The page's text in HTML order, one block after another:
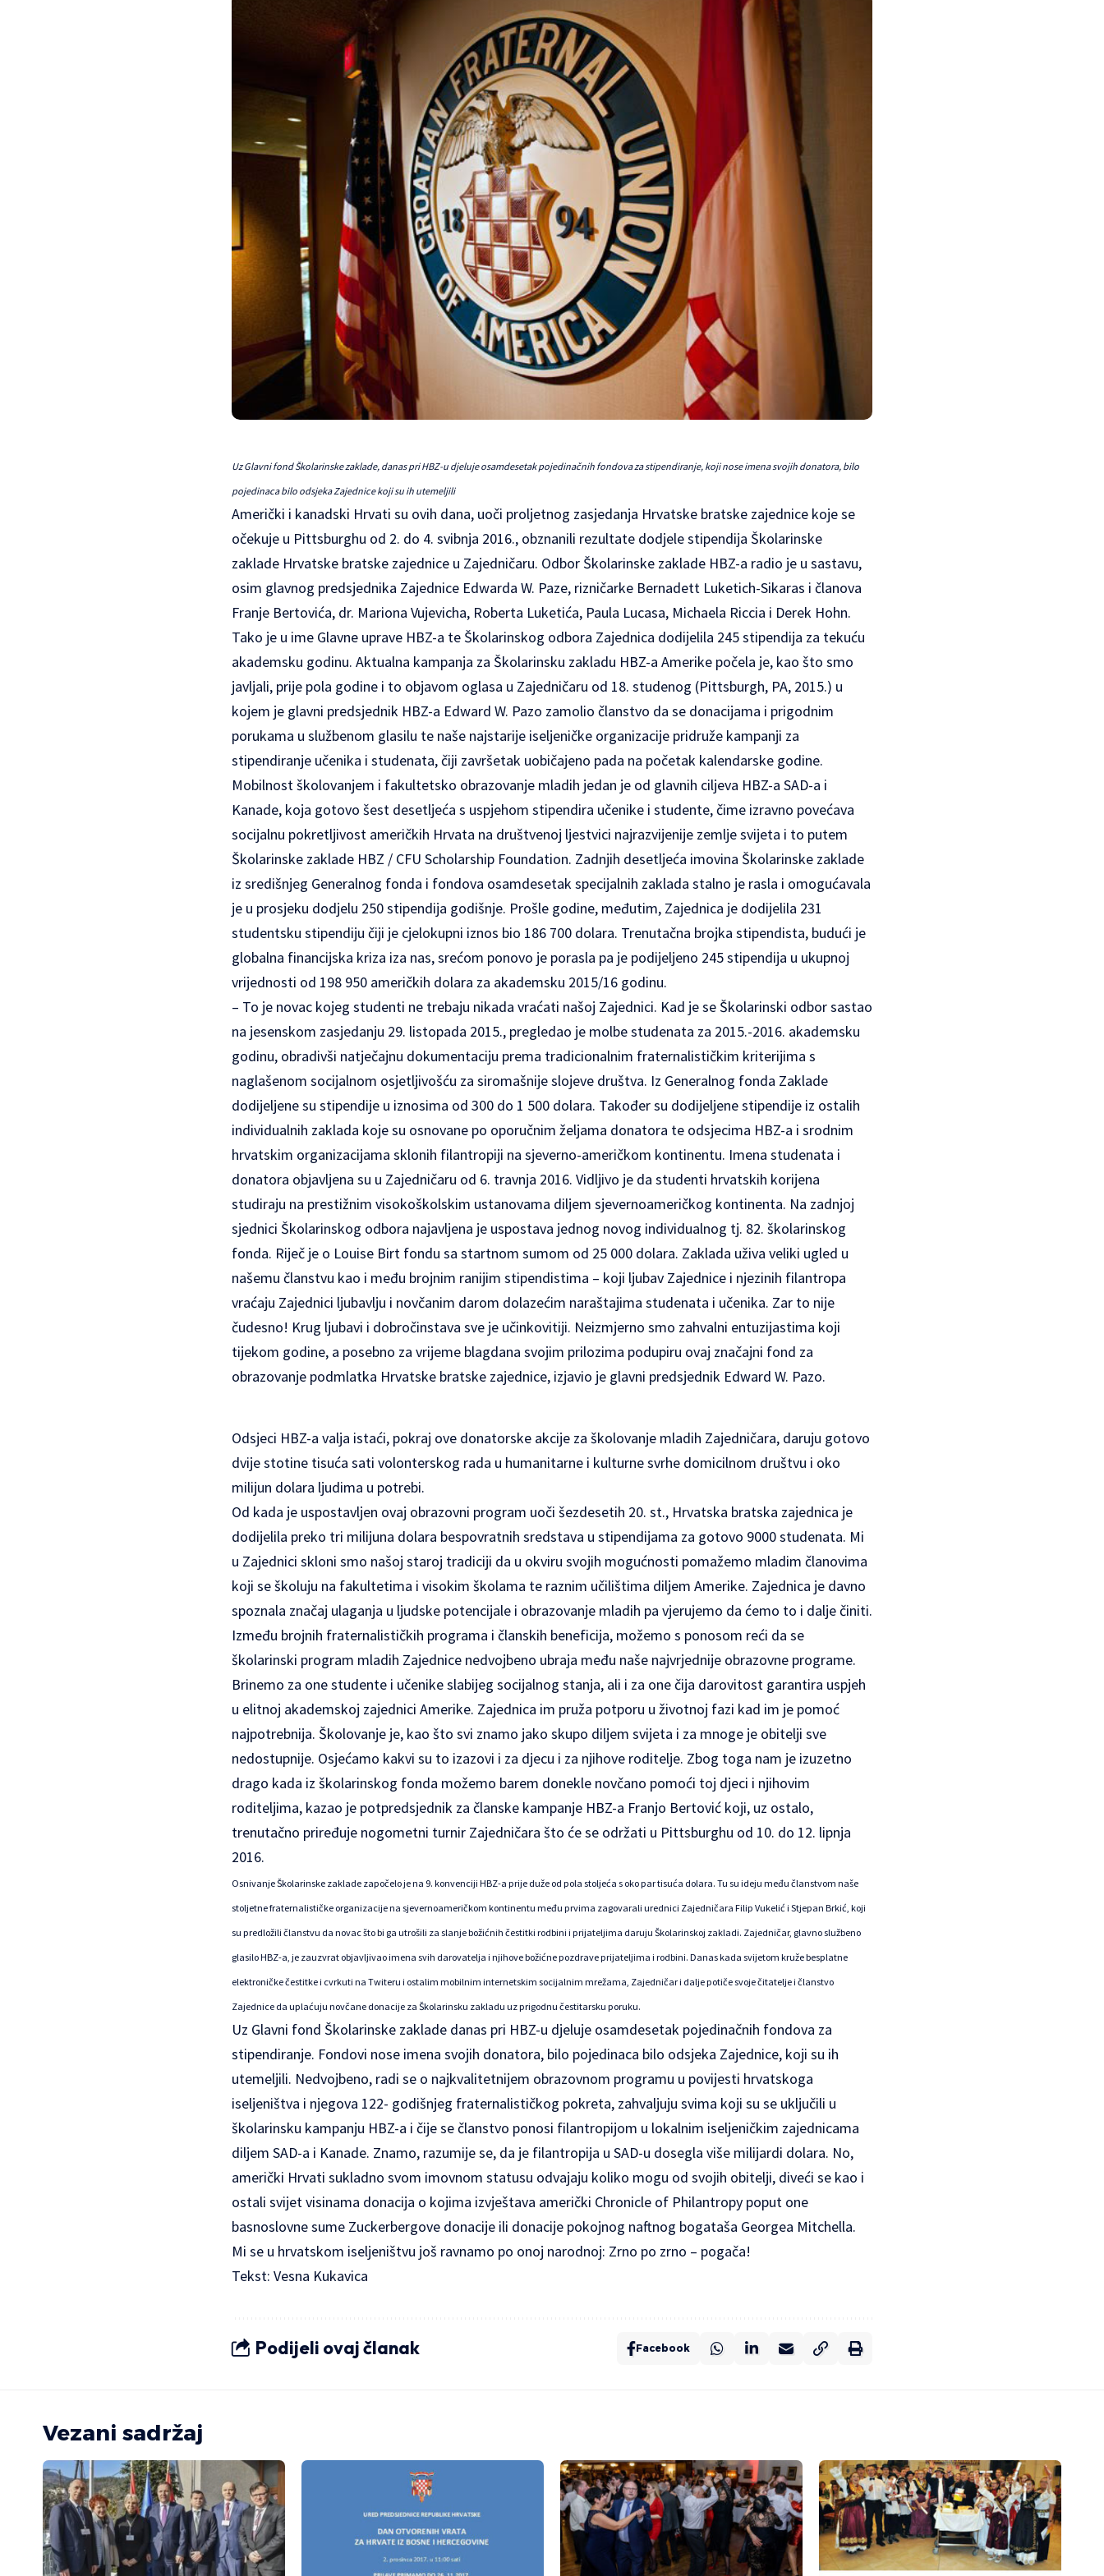
Uz Glavni fond Školarinske zaklade, danas pri HBZ-u djeluje osamdesetak pojedinačnih fondova za stipendiranje, koji nose imena svojih donatora, bilo
pojedinaca bilo odsjeka Zajednice koji su ih utemeljili
Američki i kanadski Hrvati su ovih dana, uoči proljetnog zasjedanja Hrvatske bratske zajednice koje se
očekuje u Pittsburghu od 2. do 4. svibnja 2016., obznanili rezultate dodjele stipendija Školarinske
zaklade Hrvatske bratske zajednice u Zajedničaru. Odbor Školarinske zaklade HBZ-a radio je u sastavu,
osim glavnog predsjednika Zajednice Edwarda W. Paze, rizničarke Bernadett Luketich-Sikaras i članova
Franje Bertovića, dr. Mariona Vujevicha, Roberta Luketića, Paula Lucasa, Michaela Riccia i Derek Hohn.
Tako je u ime Glavne uprave HBZ-a te Školarinskog odbora Zajednica dodijelila 245 stipendija za tekuću
akademsku godinu. Aktualna kampanja za Školarinsku zakladu HBZ-a Amerike počela je, kao što smo
javljali, prije pola godine i to objavom oglasa u Zajedničaru od 18. studenog (Pittsburgh, PA, 2015.) u
kojem je glavni predsjednik HBZ-a Edward W. Pazo zamolio članstvo da se donacijama i prigodnim
porukama u službenom glasilu te naše najstarije iseljeničke organizacije pridruže kampanji za
stipendiranje učenika i studenata, čiji završetak uobičajeno pada na početak kalendarske godine.
Mobilnost školovanjem i fakultetsko obrazovanje mladih jedan je od glavnih ciljeva HBZ-a SAD-a i
Kanade, koja gotovo šest desetljeća s uspjehom stipendira učenike i studente, čime izravno povećava
socijalnu pokretljivost američkih Hrvata na društvenoj ljestvici najrazvijenije zemlje svijeta i to putem
Školarinske zaklade HBZ / CFU Scholarship Foundation. Zadnjih desetljeća imovina Školarinske zaklade
iz središnjeg Generalnog fonda i fondova osamdesetak specijalnih zaklada stalno je rasla i omogućavala
je u prosjeku dodjelu 250 stipendija godišnje. Prošle godine, međutim, Zajednica je dodijelila 231
studentsku stipendiju čiji je cjelokupni iznos bio 186 700 dolara. Trenutačna brojka stipendista, budući je
globalna financijska kriza iza nas, srećom ponovo je porasla pa je podijeljeno 245 stipendija u ukupnoj
vrijednosti od 198 950 američkih dolara za akademsku 2015/16 godinu.
– To je novac kojeg studenti ne trebaju nikada vraćati našoj Zajednici. Kad je se Školarinski odbor sastao
na jesenskom zasjedanju 29. listopada 2015., pregledao je molbe studenata za 2015.-2016. akademsku
godinu, obradivši natječajnu dokumentaciju prema tradicionalnim fraternalističkim kriterijima s
naglašenom socijalnom osjetljivošću za siromašnije slojeve društva. Iz Generalnog fonda Zaklade
dodijeljene su stipendije u iznosima od 300 do 1 500 dolara. Također su dodijeljene stipendije iz ostalih
individualnih zaklada koje su osnovane po oporučnim željama donatora te odsjecima HBZ-a i srodnim
hrvatskim organizacijama sklonih filantropiji na sjeverno-američkom kontinentu. Imena studenata i
donatora objavljena su u Zajedničaru od 6. travnja 2016. Vidljivo je da studenti hrvatskih korijena
studiraju na prestižnim visokoškolskim ustanovama diljem sjevernoameričkog kontinenta. Na zadnjoj
sjednici Školarinskog odbora najavljena je uspostava jednog novog individualnog tj. 82. školarinskog
fonda. Riječ je o Louise Birt fondu sa startnom sumom od 25 000 dolara. Zaklada uživa veliki ugled u
našemu članstvu kao i među brojnim ranijim stipendistima – koji ljubav Zajednice i njezinih filantropa
vraćaju Zajednici ljubavlju i novčanim darom dolazećim naraštajima studenata i učenika. Zar to nije
čudesno! Krug ljubavi i dobročinstava sve je učinkovitiji. Neizmjerno smo zahvalni entuzijastima koji
tijekom godine, a posebno za vrijeme blagdana svojim prilozima podupiru ovaj značajni fond za
obrazovanje podmlatka Hrvatske bratske zajednice, izjavio je glavni predsjednik Edward W. Pazo.
Odsjeci HBZ-a valja istaći, pokraj ove donatorske akcije za školovanje mladih Zajedničara, daruju gotovo
dvije stotine tisuća sati volonterskog rada u humanitarne i kulturne svrhe domicilnom društvu i oko
milijun dolara ljudima u potrebi.
Od kada je uspostavljen ovaj obrazovni program uoči šezdesetih 20. st., Hrvatska bratska zajednica je
dodijelila preko tri milijuna dolara bespovratnih sredstava u stipendijama za gotovo 9000 studenata. Mi
u Zajednici skloni smo našoj staroj tradiciji da u okviru svojih mogućnosti pomažemo mladim članovima
koji se školuju na fakultetima i visokim školama te raznim učilištima diljem Amerike. Zajednica je davno
spoznala značaj ulaganja u ljudske potencijale i obrazovanje mladih pa vjerujemo da ćemo to i dalje činiti.
Između brojnih fraternalističkih programa i članskih beneficija, možemo s ponosom reći da se
školarinski program mladih Zajednice nedvojbeno ubraja među naše najvrjednije obrazovne programe.
Brinemo za one studente i učenike slabijeg socijalnog stanja, ali i za one čija darovitost garantira uspjeh
u elitnoj akademskoj zajednici Amerike. Zajednica im pruža potporu u životnoj fazi kad im je pomoć
najpotrebnija. Školovanje je, kao što svi znamo jako skupo diljem svijeta i za mnoge je obitelji sve
nedostupnije. Osjećamo kakvi su to izazovi i za djecu i za njihove roditelje. Zbog toga nam je izuzetno
drago kada iz školarinskog fonda možemo barem donekle novčano pomoći toj djeci i njihovim
roditeljima, kazao je potpredsjednik za članske kampanje HBZ-a Franjo Bertović koji, uz ostalo,
trenutačno priređuje nogometni turnir Zajedničara što će se održati u Pittsburghu od 10. do 12. lipnja
2016.
Osnivanje Školarinske zaklade započelo je na 9. konvenciji HBZ-a prije duže od pola stoljeća s oko par tisuća dolara. Tu su ideju među članstvom naše
stoljetne fraternalističke organizacije na sjevernoameričkom kontinentu među prvima zagovarali urednici Zajedničara Filip Vukelić i Stjepan Brkić, koji
su predložili članstvu da novac što bi ga utrošili za slanje božićnih čestitki rodbini i prijateljima daruju Školarinskoj zakladi. Zajedničar, glavno službeno
glasilo HBZ-a, je zauzvrat objavljivao imena svih darovatelja i njihove božićne pozdrave prijateljima i rodbini. Danas kada svijetom kruže besplatne
elektroničke čestitke i cvrkuti na Twiteru i ostalim mobilnim internetskim socijalnim mrežama, Zajedničar i dalje potiče svoje čitatelje i članstvo
Zajednice da uplaćuju novčane donacije za Školarinsku zakladu uz prigodnu čestitarsku poruku.
Uz Glavni fond Školarinske zaklade danas pri HBZ-u djeluje osamdesetak pojedinačnih fondova za
stipendiranje. Fondovi nose imena svojih donatora, bilo pojedinaca bilo odsjeka Zajednice, koji su ih
utemeljili. Nedvojbeno, radi se o najkvalitetnijem obrazovnom programu u povijesti hrvatskoga
iseljeništva i njegova 122- godišnjeg fraternalističkog pokreta, zahvaljuju svima koji su se uključili u
školarinsku kampanju HBZ-a i čije se članstvo ponosi filantropijom u lokalnim iseljeničkim zajednicama
diljem SAD-a i Kanade. Znamo, razumije se, da je filantropija u SAD-u dosegla više milijardi dolara. No,
američki Hrvati sukladno svom imovnom statusu odvajaju koliko mogu od svojih obitelji, diveći se kao i
ostali svijet visinama donacija o kojima izvještava američki Chronicle of Philantropy poput one
basnoslovne sume Zuckerbergove donacije ili donacije pokojnog naftnog bogataša Georgea Mitchella.
Mi se u hrvatskom iseljeništvu još ravnamo po onoj narodnoj: Zrno po zrno – pogača!
Tekst: Vesna Kukavica
Podijeli ovaj članak Facebook
Vezani sadržaj